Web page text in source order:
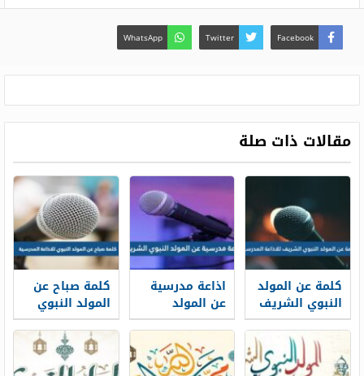
Facebook
Twitter
WhatsApp
مقالات ذات صلة
كلمة عن المولد
النبوي الشريف
للاذاعة
المدرسية 1448
اذاعة مدرسية
عن المولد
النبوي الشريف
1448 كاملة
الفقرات
كلمة صباح عن
المولد النبوي
للاذاعة
المدرسية 1448